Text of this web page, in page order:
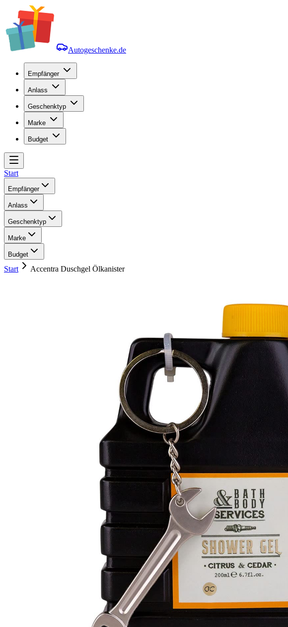
Autogeschenke.de
Empfänger
Anlass
Geschenktyp
Marke
Budget
Start
Empfänger
Anlass
Geschenktyp
Marke
Budget
Start Accentra Duschgel Ölkanister